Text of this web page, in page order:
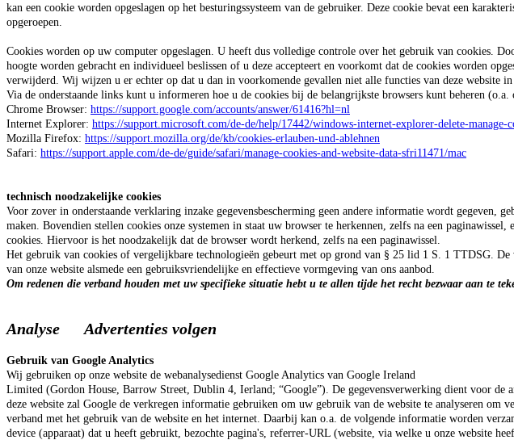
kan een cookie worden opgeslagen op het besturingssysteem van de gebruiker. Deze cookie bevat een
opgeroepen.
Cookies worden op uw computer opgeslagen. U heeft dus volledige controle over het gebruik van cookies.
hoogte worden gebracht en individueel beslissen of u deze accepteert en voorkomt dat de cookies worden
verwijderd. Wij wijzen u er echter op dat u dan in voorkomende gevallen niet alle functies van deze website
Via de onderstaande links kunt u informeren hoe u de cookies bij de belangrijkste browsers kunt beheren (o.a.
Chrome Browser: https://support.google.com/accounts/answer/61416?hl=nl
Internet Explorer: https://support.microsoft.com/de-de/help/17442/windows-internet-explorer-delete-manage-
Mozilla Firefox: https://support.mozilla.org/de/kb/cookies-erlauben-und-ablehnen
Safari: https://support.apple.com/de-de/guide/safari/manage-cookies-and-website-data-sfri11471/mac
technisch noodzakelijke cookies
Voor zover in onderstaande verklaring inzake gegevensbescherming geen andere informatie wordt
maken. Bovendien stellen cookies onze systemen in staat uw browser te herkennen, zelfs na een
cookies. Hiervoor is het noodzakelijk dat de browser wordt herkend, zelfs na een paginawissel.
Het gebruik van cookies of vergelijkbare technologieën gebeurt met op grond van § 25 lid 1 S. 1 TTDSG. De
van onze website alsmede een gebruiksvriendelijke en effectieve vormgeving van ons aanbod.
Om redenen die verband houden met uw specifieke situatie hebt u te allen tijde het recht bezwaar aan te
Analyse Advertenties volgen
Gebruik van Google Analytics
Wij gebruiken op onze website de webanalysedienst Google Analytics van Google Ireland
Limited (Gordon House, Barrow Street, Dublin 4, Ierland; “Google”). De gegevensverwerking dient voor de
deze website zal Google de verkregen informatie gebruiken om uw gebruik van de website te analyseren om
verband met het gebruik van de website en het internet. Daarbij kan o.a. de volgende informatie worden
device (apparaat) dat u heeft gebruikt, bezochte pagina's, referrer-URL (website, via welke u onze website